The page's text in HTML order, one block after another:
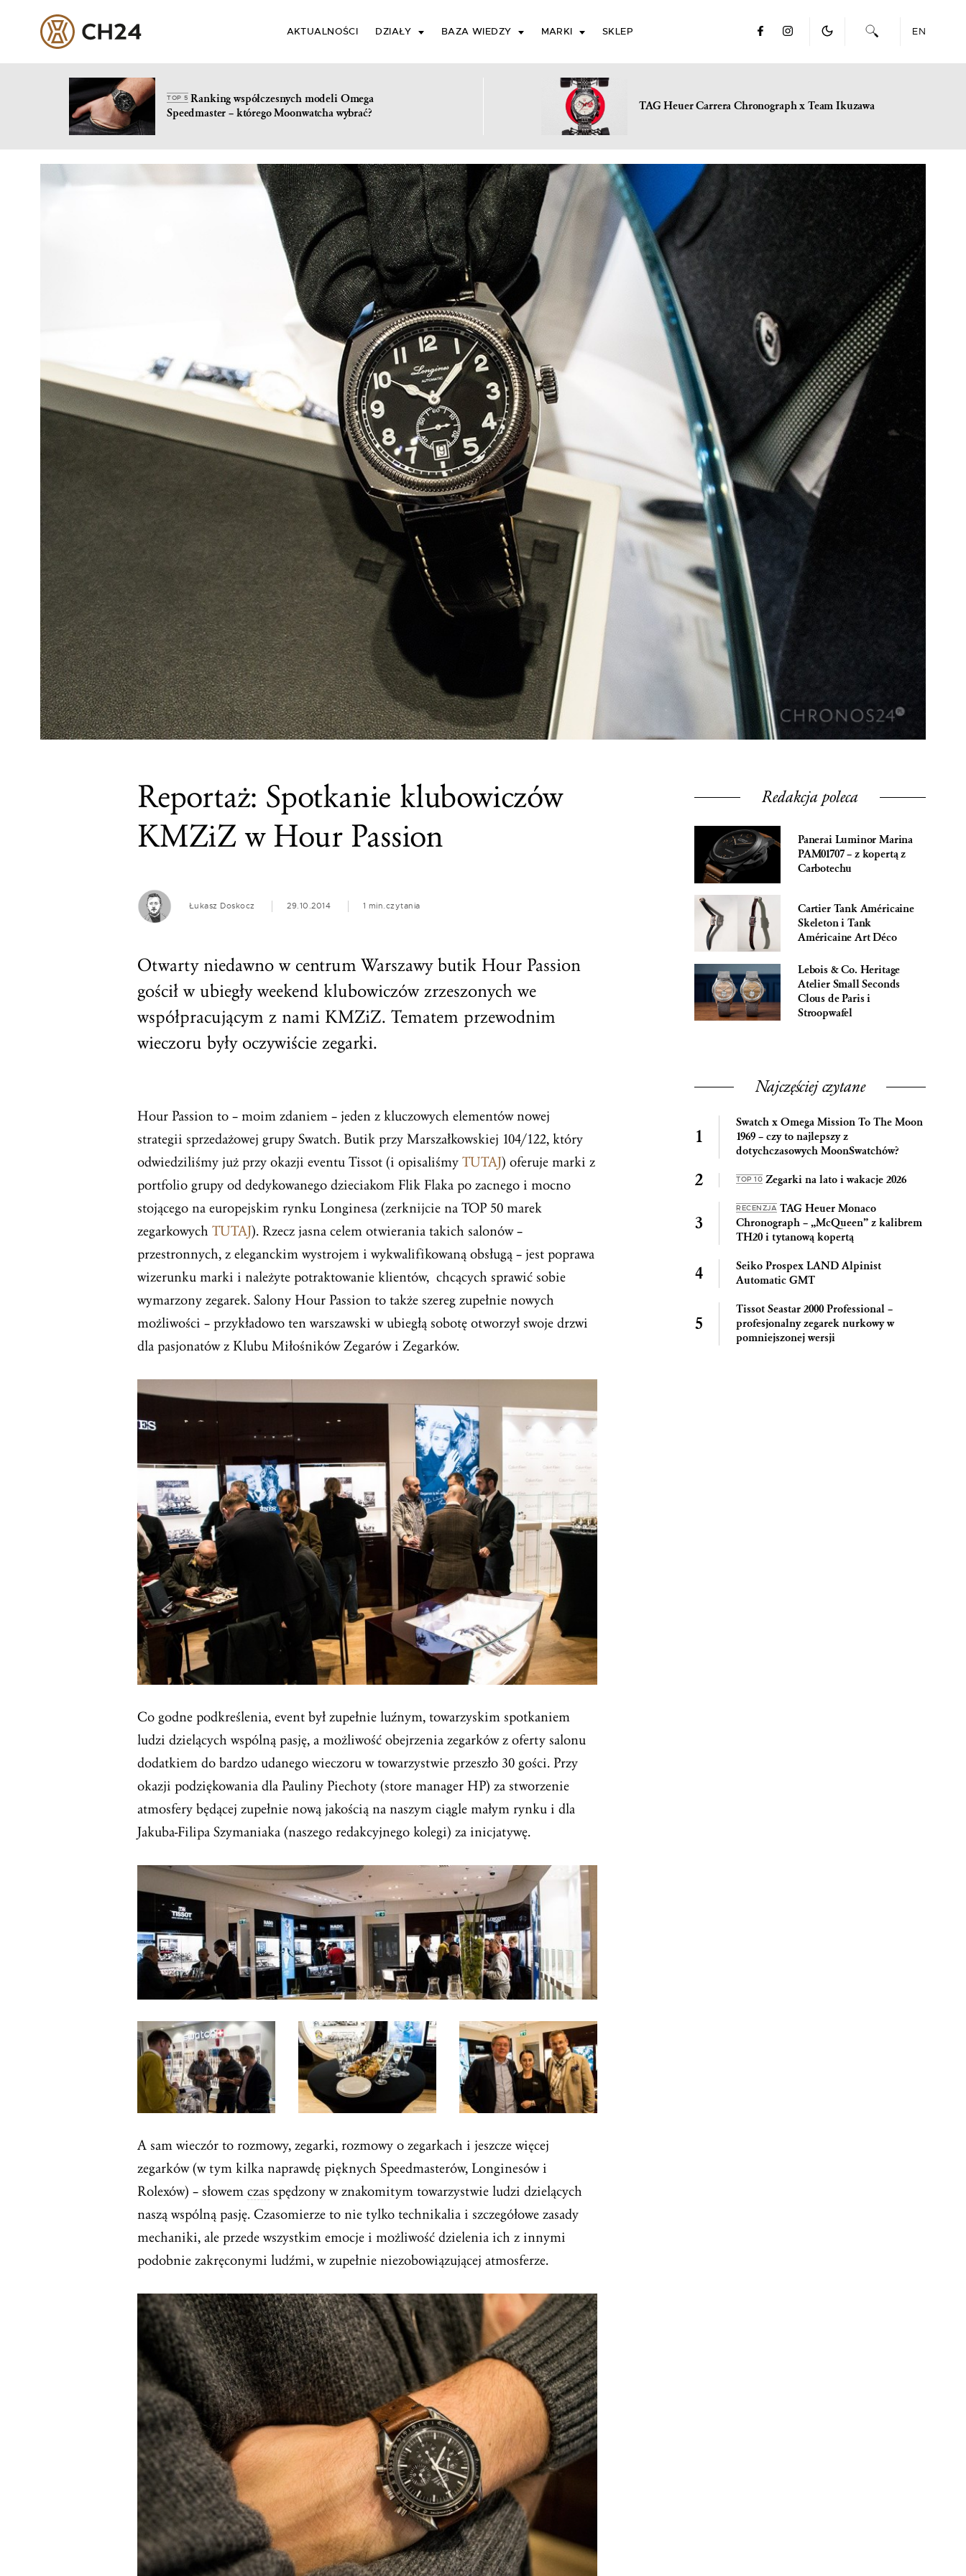
AKTUALNOŚCI DZIAŁY BAZA WIEDZY MARKI SKLEP EN
TOP 5Ranking współczesnych modeli Omega
Speedmaster – którego Moonwatcha wybrać?
TAG Heuer Carrera Chronograph x Team Ikuzawa
Reportaż: Spotkanie klubowiczów
KMZiZ w Hour Passion
Łukasz Doskocz 29.10.2014 1 min. czytania
Otwarty niedawno w centrum Warszawy butik Hour Passion
gościł w ubiegły weekend klubowiczów zrzeszonych we
współpracującym z nami KMZiZ. Tematem przewodnim
wieczoru były oczywiście zegarki.
Hour Passion to – moim zdaniem – jeden z kluczowych elementów nowej
strategii sprzedażowej grupy Swatch. Butik przy Marszałkowskiej 104/122, który
odwiedziliśmy już przy okazji eventu Tissot (i opisaliśmy TUTAJ) oferuje marki z
portfolio grupy od dedykowanego dzieciakom Flik Flaka po zacnego i mocno
stojącego na europejskim rynku Longinesa (zerknijcie na TOP 50 marek
zegarkowych TUTAJ). Rzecz jasna celem otwierania takich salonów –
przestronnych, z eleganckim wystrojem i wykwalifikowaną obsługą – jest poprawa
wizerunku marki i należyte potraktowanie klientów, chcących sprawić sobie
wymarzony zegarek. Salony Hour Passion to także szereg zupełnie nowych
możliwości – przykładowo ten warszawski w ubiegłą sobotę otworzył swoje drzwi
dla pasjonatów z Klubu Miłośników Zegarów i Zegarków.
Co godne podkreślenia, event był zupełnie luźnym, towarzyskim spotkaniem
ludzi dzielących wspólną pasję, a możliwość obejrzenia zegarków z oferty salonu
dodatkiem do bardzo udanego wieczoru w towarzystwie przeszło 30 gości. Przy
okazji podziękowania dla Pauliny Piechoty (store manager HP) za stworzenie
atmosfery będącej zupełnie nową jakością na naszym ciągle małym rynku i dla
Jakuba-Filipa Szymaniaka (naszego redakcyjnego kolegi) za inicjatywę.
A sam wieczór to rozmowy, zegarki, rozmowy o zegarkach i jeszcze więcej
zegarków (w tym kilka naprawdę pięknych Speedmasterów, Longinesów i
Rolexów) – słowem czas spędzony w znakomitym towarzystwie ludzi dzielących
naszą wspólną pasję. Czasomierze to nie tylko technikalia i szczegółowe zasady
mechaniki, ale przede wszystkim emocje i możliwość dzielenia ich z innymi
podobnie zakręconymi ludźmi, w zupełnie niezobowiązującej atmosferze.
Redakcja poleca
Panerai Luminor Marina
PAM01707 – z kopertą z
Carbotechu
Cartier Tank Américaine
Skeleton i Tank
Américaine Art Déco
Lebois & Co. Heritage
Atelier Small Seconds
Clous de Paris i
Stroopwafel
Najczęściej czytane
Swatch x Omega Mission To The Moon
1969 – czy to najlepszy z
dotychczasowych MoonSwatchów?
TOP 10 Zegarki na lato i wakacje 2026
RECENZJA TAG Heuer Monaco
Chronograph – „McQueen” z kalibrem
TH20 i tytanową kopertą
Seiko Prospex LAND Alpinist
Automatic GMT
Tissot Seastar 2000 Professional –
profesjonalny zegarek nurkowy w
pomniejszonej wersji